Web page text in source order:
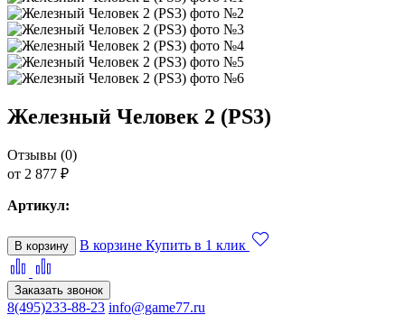
Железный Человек 2 (PS3)
Отзывы (0)
от 2 877 ₽
Артикул:
В корзину В корзине Купить в 1 клик
Заказать звонок
8(495)233-88-23 info@game77.ru